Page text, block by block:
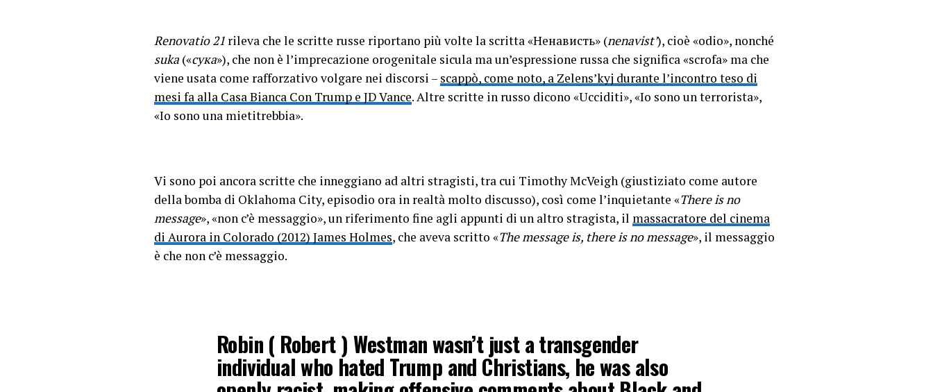
Written on his guns and magazines were things like “kill
Trump now,” “6 million was not enough” (referring to the
Holocaust), “for the children,” “I’m…
pic.twitter.com/KGEauspsTQ
Renovatio 21 rileva che le scritte russe riportano più volte la scritta «Ненависть» (nenavist’), cioè «odio», nonché
suka («сука»), che non è l’imprecazione orogenitale sicula ma un’espressione russa che significa «scrofa» ma che
viene usata come rafforzativo volgare nei discorsi – scappò, come noto, a Zelens’kyj durante l’incontro teso di
mesi fa alla Casa Bianca Con Trump e JD Vance. Altre scritte in russo dicono «Ucciditi», «Io sono un terrorista»,
«Io sono una mietitrebbia».
Vi sono poi ancora scritte che inneggiano ad altri stragisti, tra cui Timothy McVeigh (giustiziato come autore
della bomba di Oklahoma City, episodio ora in realtà molto discusso), così come l’inquietante «There is no
message», «non c’è messaggio», un riferimento fine agli appunti di un altro stragista, il massacratore del cinema
di Aurora in Colorado (2012) James Holmes, che aveva scritto «The message is, there is no message», il messaggio
è che non c’è messaggio.
Robin ( Robert ) Westman wasn’t just a transgender
individual who hated Trump and Christians, he was also